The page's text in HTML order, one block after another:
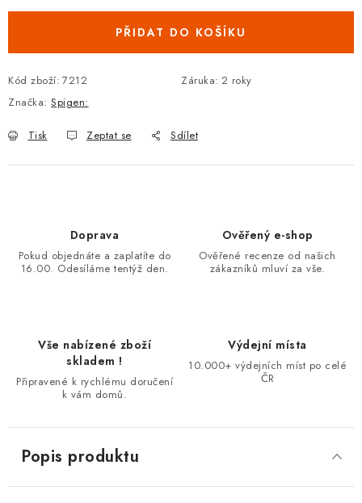
PŘIDAT DO KOŠÍKU
Kód zboží: 7212 Záruka: 2 roky
Značka: Spigen:
Tisk Zeptat se Sdílet
Doprava
Pokud objednáte a zaplatíte do
16.00. Odesíláme tentýž den.
Ověřený e-shop
Ověřené recenze od našich
zákazníků mluví za vše.
Vše nabízené zboží
skladem !
Připravené k rychlému doručení
k vám domů.
Výdejní místa
10.000+ výdejních míst po celé
ČR
Popis produktu